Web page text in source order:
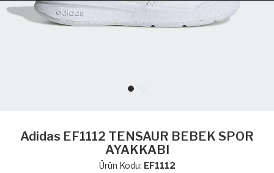
Adidas EF1112 TENSAUR BEBEK SPOR
AYAKKABI
Ürün Kodu: EF1112